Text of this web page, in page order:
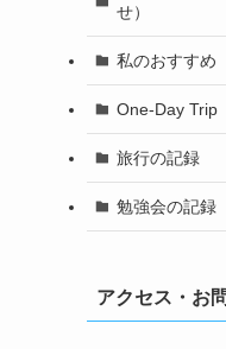
せ）
私のおすすめ
One-Day Trip
旅行の記録
勉強会の記録
アクセス・お